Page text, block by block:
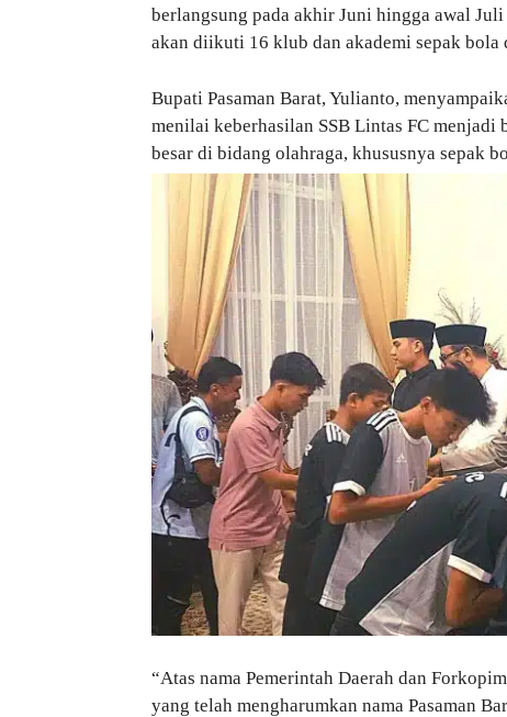
berlangsung pada akhir Juni hingga awal
akan diikuti 16 klub dan akademi sepak
Bupati Pasaman Barat, Yulianto,
menilai keberhasilan SSB Lintas FC menjadi
besar di bidang olahraga, khususnya sepak
“Atas nama Pemerintah Daerah dan
yang telah mengharumkan nama Pasaman